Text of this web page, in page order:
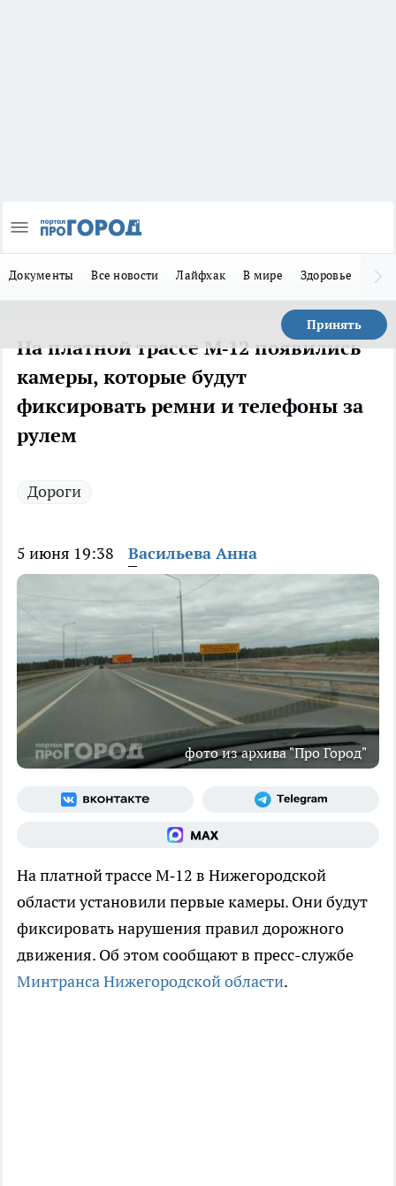
Документы Все новости Лайфхак В мире Здоровье
Принять
На платной трассе М‑12 появились
камеры, которые будут
фиксировать ремни и телефоны за
рулем
Дороги
5 июня 19:38 Васильева Анна
фото из архива "Про Город"
На платной трассе М‑12 в Нижегородской
области установили первые камеры. Они будут
фиксировать нарушения правил дорожного
движения. Об этом сообщают в пресс-службе
Минтранса Нижегородской области.